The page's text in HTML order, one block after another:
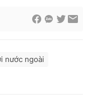
nước ngoài